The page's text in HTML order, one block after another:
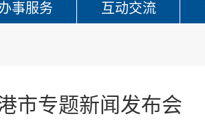
事服务 互动交流
市专题新闻发布会